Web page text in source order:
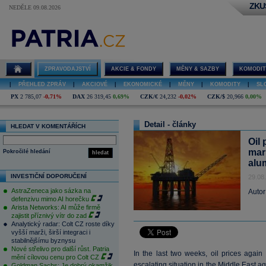
NEDĚLE 09.08.2026
ZPRAVODAJSTVÍ AKCIE & FONDY MĚNY & SAZBY
PŘEHLED ZPRÁV AKCIOVÉ EKONOMICKÉ MĚNY KOMODITY
PX 2 785,07 -0,71% DAX 26 319,45 0,69% CZK/€ 24,232 -0,02% CZK/$ 20,966 0,00%
HLEDAT V KOMENTÁŘÍCH
hledat
Pokročilé hledání
INVESTIČNÍ DOPORUČENÍ
AstraZeneca jako sázka na
defenzivu mimo AI horečku
Arista Networks: AI může firmě
zajistit příznivý vítr do zad
Analytický radar: Colt CZ roste díky
vyšší marži, širší integraci i
stabilnějšímu byznysu
Nové střelivo pro další růst. Patria
mění cílovou cenu pro Colt CZ
Detail - články
Oil
In the last two weeks, oil prices